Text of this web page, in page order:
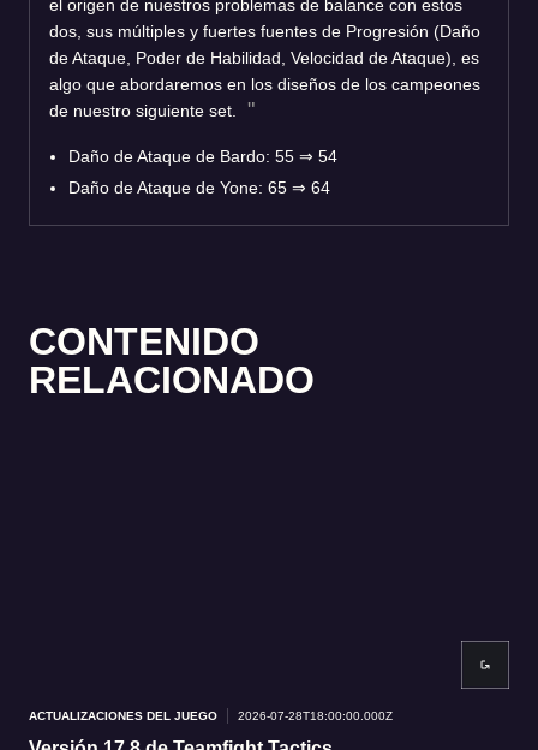
el origen de nuestros problemas de balance con estos
dos, sus múltiples y fuertes fuentes de Progresión (Daño
de Ataque, Poder de Habilidad, Velocidad de Ataque), es
algo que abordaremos en los diseños de los campeones
de nuestro siguiente set.
Daño de Ataque de Bardo: 55 ⇒ 54
Daño de Ataque de Yone: 65 ⇒ 64
CONTENIDO
RELACIONADO
ACTUALIZACIONES DEL JUEGO 2026-07-28T18:00:00.000Z